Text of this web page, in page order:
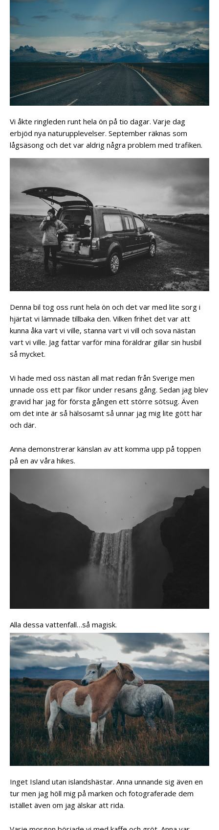
Vi åkte ringleden runt hela ön på tio dagar. Varje dag
erbjöd nya naturupplevelser. September räknas som
lågsäsong och det var aldrig några problem med trafiken.
Denna bil tog oss runt hela ön och det var med lite sorg i
hjärtat vi lämnade tillbaka den. Vilken frihet det var att
kunna åka vart vi ville, stanna vart vi vill och sova nästan
vart vi ville. Jag fattar varför mina föräldrar gillar sin husbil
så mycket.
Vi hade med oss nästan all mat redan från Sverige men
unnade oss ett par fikor under resans gång. Sedan jag blev
gravid har jag för första gången ett större sötsug. Även
om det inte är så hälsosamt så unnar jag mig lite gött här
och där.
Anna demonstrerar känslan av att komma upp på toppen
på en av våra hikes.
Alla dessa vattenfall…så magisk.
Inget Island utan islandshästar. Anna unnande sig även en
tur men jag höll mig på marken och fotograferade dem
istället även om jag älskar att rida.